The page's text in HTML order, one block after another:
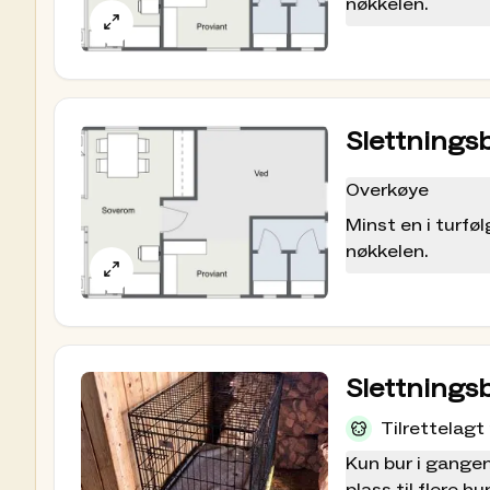
nøkkelen.
Overkøye
Minst en i
nøkkelen.
Tilrettelagt
Kun bur i